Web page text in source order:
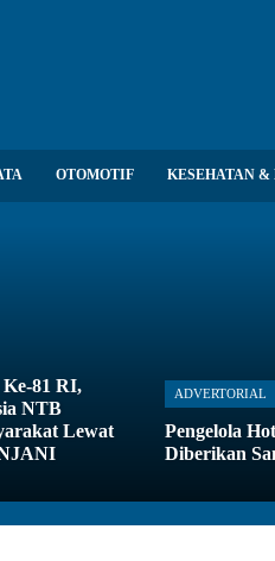
OTOMOTIF KESEHATAN
81 RI,
NTB
Lewat
ADVERTORIAL
Pengelola
Diberikan